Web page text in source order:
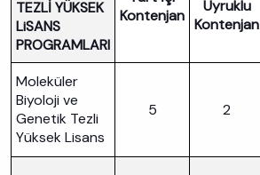
Kontenjan
Uyruklu
Kontenjan
TEZLİ YÜKSEK
LiSANS
PROGRAMLARI
Moleküler
Biyoloji ve
Genetik Tezli
Yüksek Lisans
5 2